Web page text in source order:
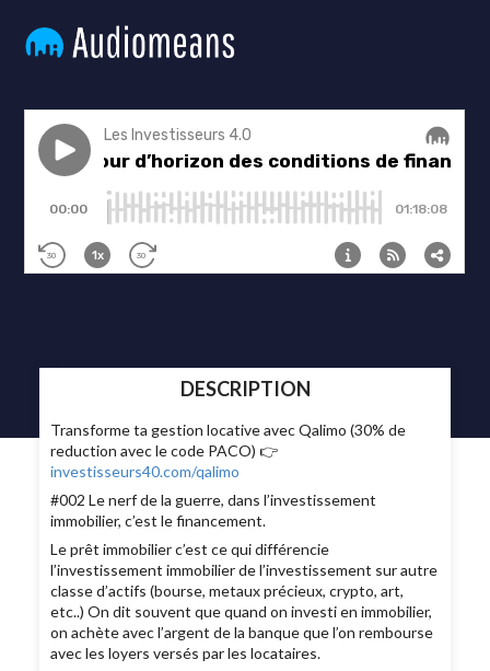
DESCRIPTION
Transforme ta gestion locative avec Qalimo (30% de
reduction avec le code PACO) 👉
investisseurs40.com/qalimo
#002 Le nerf de la guerre, dans l’investissement
immobilier, c’est le financement.
Le prêt immobilier c’est ce qui différencie
l’investissement immobilier de l’investissement sur autre
classe d’actifs (bourse, metaux précieux, crypto, art,
etc..) On dit souvent que quand on investi en immobilier,
on achète avec l’argent de la banque que l’on rembourse
avec les loyers versés par les locataires.